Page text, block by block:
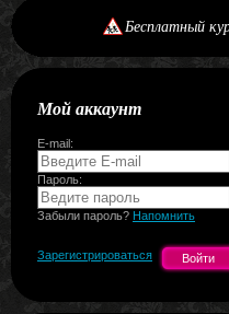
Бесплатный
Мой аккаунт
E-mail:
Пароль:
Забыли пароль? Напомнить
Зарегистрироваться